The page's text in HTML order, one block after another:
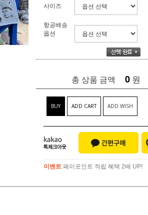
사이즈
항공배송
옵션
총 상품 금액 0 원
BUY ADD CART ADD WISH
이벤트 페이포인트 적립 혜택 2배 UP!